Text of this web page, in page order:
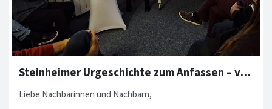
Steinheimer Urgeschichte zum Anfassen – volles Museum bei Expertenvortrag
Liebe Nachbarinnen und Nachbarn,